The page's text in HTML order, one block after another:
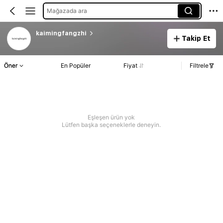
Mağazada ara
kaimingfangzhi
Takip Et
Öner En Popüler Fiyat Filtrele
Eşleşen ürün yok
Lütfen başka seçeneklerle deneyin.